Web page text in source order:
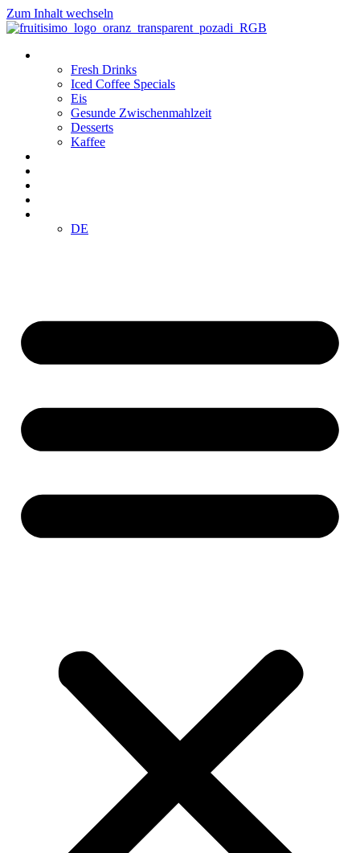
Zum Inhalt wechseln
Fresh Drinks
Iced Coffee Specials
Eis
Gesunde Zwischenmahlzeit
Desserts
Kaffee
DE